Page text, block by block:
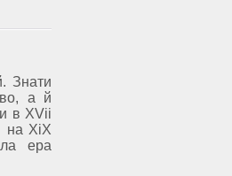
Знати
а й
в XVіі
на XіX
ера